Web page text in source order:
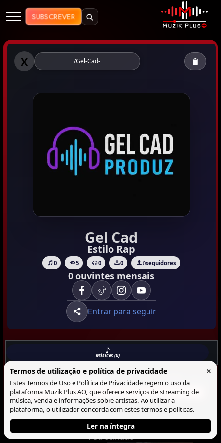
Muzik Plus AO - Streaming de
SUBSCREVER
Muzik Plus AO - Gel Cad
X /Gel-Cad-
Gel Cad
Estilo Rap
0 5 0 0 0seguidores
0 ouvintes mensais
Entrar para seguir
Músicas (0)
Musicas Lista
Blocos
Não há Musica neste perfil.
Patrocinado
Termos de utilização e política de privacidade ×
Estes Termos de Uso e Política de Privacidade regem o uso da
plataforma Muzik Plus AO, que oferece serviços de streaming de
música, venda e informações sobre artistas. Ao utilizar a
plataforma, o utilizador concorda com estes termos e políticas.
Ler na íntegra